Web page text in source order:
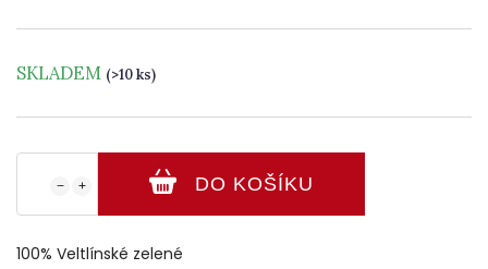
SKLADEM (>10 ks)
+
− DO KOŠÍKU
100% Veltlínské zelené